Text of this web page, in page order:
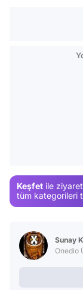
Keşfet ile
tüm kategorileri
Sunay
Onedio